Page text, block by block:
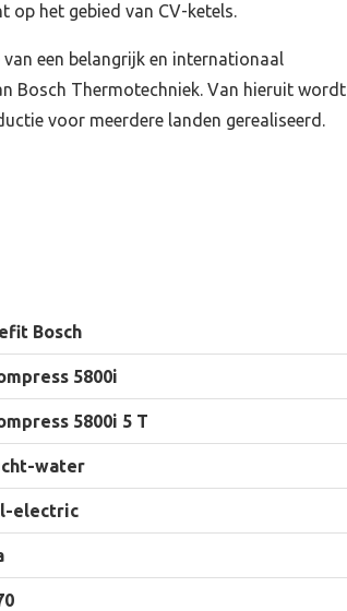
het gebied van CV-ketels.
een belangrijk en internationaal
Bosch Thermotechniek. Van hieruit wordt
voor meerdere landen gerealiseerd.
Bosch
5800i
5800i 5 T
water
electric